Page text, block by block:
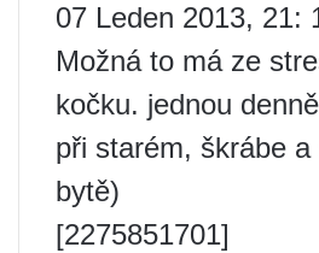
07 Leden 2013, 21:
Možná to má ze
kočku. jednou
při starém, škrábe
bytě)
[2275851701]